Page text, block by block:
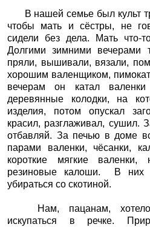
В нашей семье был культ
чтобы мать и сёстры, не
сидели без дела. Мать что-
Долгими зимними вечерами
пряли, вышивали, вязали,
хорошим валенщиком,
вечерам он катал
деревянные колодки, на
изделия, потом опускал
красил, разглаживал, сушил.
отбавляй. За печью в доме
парами валенки, чёсанки,
короткие мягкие валенки,
резиновые калоши.
В них
убираться со скотиной.
Нам, пацанам,
искупаться в речке.